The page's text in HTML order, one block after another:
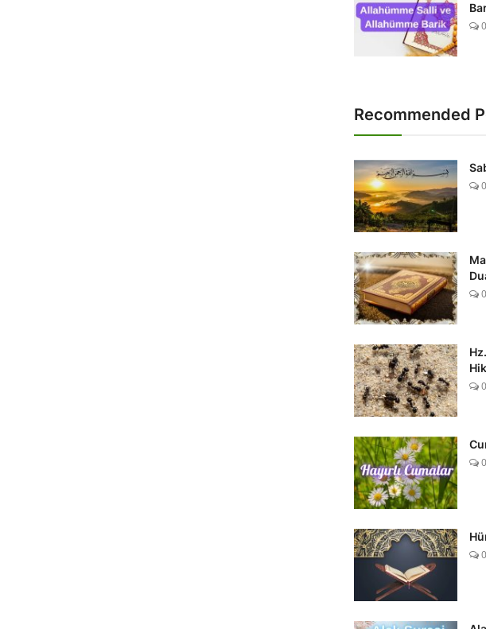
0
Recommended
0
0
0
0
0